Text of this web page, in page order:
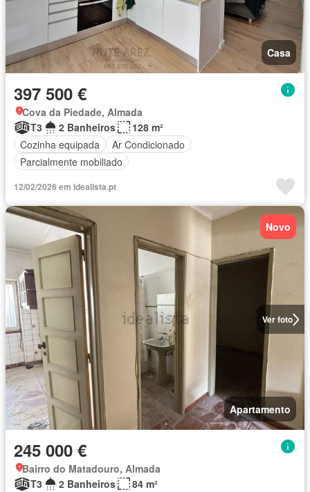
Casa
397 500 €
Cova da Piedade, Almada
T3
2 Banheiros
128 m²
Cozinha equipada
Ar Condicionado
Parcialmente mobiliado
12/02/2026 em idealista.pt
Ver foto
Novo
Apartamento
245 000 €
Bairro do Matadouro, Almada
T3
2 Banheiros
84 m²